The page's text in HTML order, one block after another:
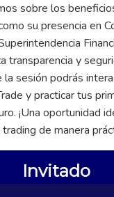
sobre los
su presencia en
transparencia y
la sesión podrás
y practicar tus
¡Una oportunidad
de manera
Invitado